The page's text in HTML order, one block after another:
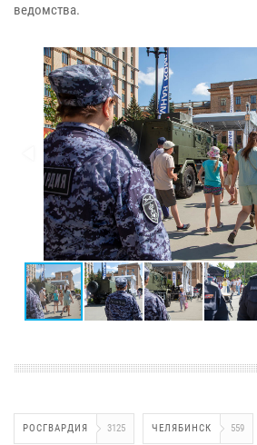
ведомства.
РОСГВАРДИЯ 3125 ЧЕЛЯБИНСК 559